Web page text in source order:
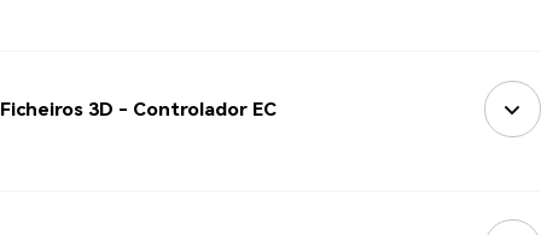
Ficheiros 3D - Controlador EC